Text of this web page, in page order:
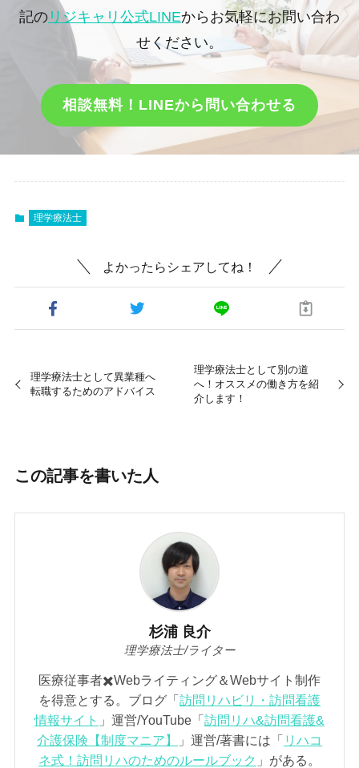
記の リジキャリ公式LINEからお気軽にお問い合わ
せください。
相談無料！LINEから問い合わせる
理学療法士
よかったらシェアしてね！
理学療法士として異業種へ
転職するためのアドバイス
理学療法士として別の道
へ！オススメの働き方を紹
介します！
この記事を書いた人
杉浦 良介
理学療法士/ライター
医療従事者✖️Webライティング＆Webサイト制作
を得意とする。ブログ「訪問リハビリ・訪問看護
情報サイト 」運営/YouTube「訪問リハ&訪問看護&
介護保険【制度マニア】
」運営/著書には「 リハコ
ネ式！訪問リハのためのルールブック 」がある。